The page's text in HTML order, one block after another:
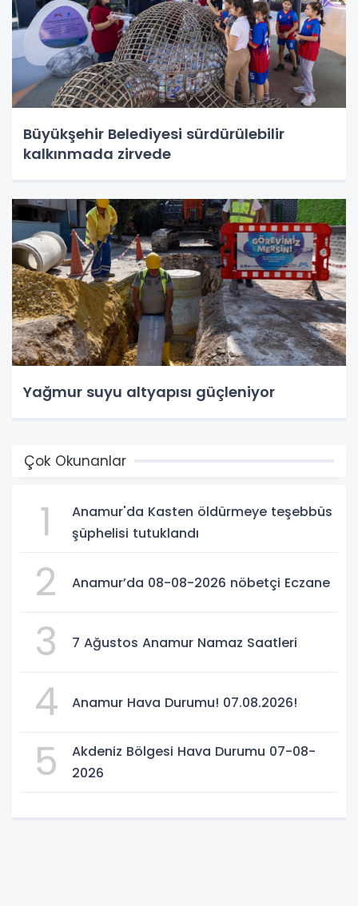
Büyükşehir Belediyesi sürdürülebilir
kalkınmada zirvede
Yağmur suyu altyapısı güçleniyor
Çok Okunanlar
1
Anamur'da Kasten öldürmeye teşebbüs
şüphelisi tutuklandı
2 Anamur’da 08-08-2026 nöbetçi Eczane
3 7 Ağustos Anamur Namaz Saatleri
4 Anamur Hava Durumu! 07.08.2026!
5
Akdeniz Bölgesi Hava Durumu 07-08-
2026